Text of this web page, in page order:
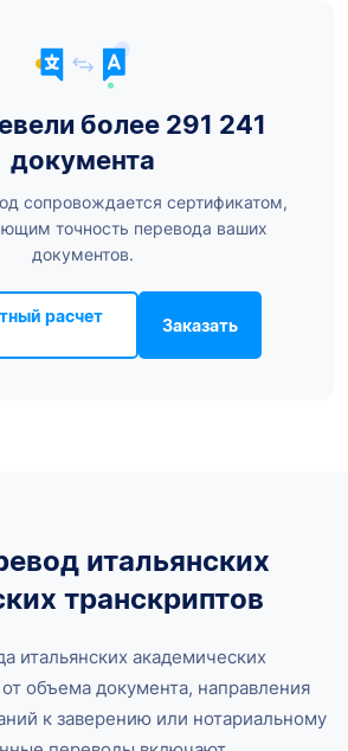
более 291 241
документа
сопровождается сертификатом,
точность перевода ваших
документов.
расчет Заказать
итальянских
транскриптов
итальянских академических
от объема документа, направления
к заверению или нотариальному